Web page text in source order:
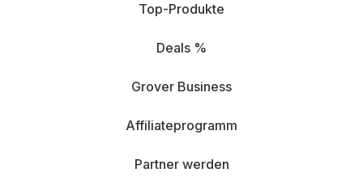
Top-Produkte
Deals %
Grover Business
Affiliateprogramm
Partner werden